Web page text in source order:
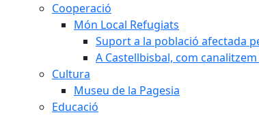
Cooperació
Món Local Refugiats
Suport a la població afectada
A Castellbisbal, com
Cultura
Museu de la Pagesia
Educació